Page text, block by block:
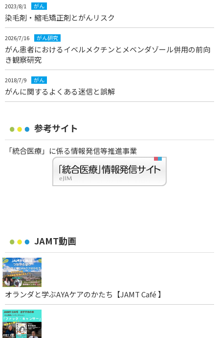
2023/8/1 がん
染毛剤・縮毛矯正剤とがんリスク
2026/7/16 がん研究
がん患者におけるイベルメクチンとメベンダゾール併用の前向
き観察研究
2018/7/9 がん
がんに関するよくある迷信と誤解
参考サイト
「統合医療」に係る情報発信等推進事業
JAMT動画
オランダと学ぶAYAケアのかたち【JAMT Café 】